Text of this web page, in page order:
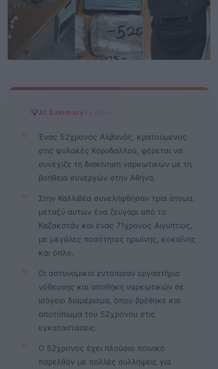
💡AI Summary by Libre
✨
Ένας 52χρονος Αλβανός, κρατούμενος
στις φυλακές Κορυδαλλού, φέρεται να
συνέχιζε τη διακίνηση ναρκωτικών με τη
βοήθεια συνεργών στην Αθήνα.
✨
Στην Καλλιθέα συνελήφθησαν τρία άτομα,
μεταξύ αυτών ένα ζευγάρι από το
Καζακστάν και ένας 71χρονος Αιγύπτιος,
με μεγάλες ποσότητες ηρωίνης, κοκαΐνης
και όπλο.
✨
Οι αστυνομικοί εντόπισαν εργαστήριο
νόθευσης και αποθήκη ναρκωτικών σε
ισόγειο διαμέρισμα, όπου βρέθηκε και
αποτύπωμα του 52χρονου στις
εγκαταστάσεις.
✨
Ο 52χρονος έχει πλούσιο ποινικό
παρελθόν με πολλές συλλήψεις για